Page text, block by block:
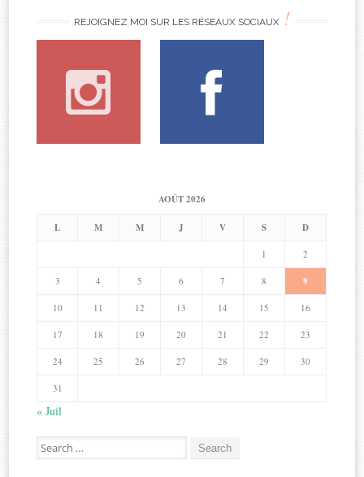
REJOIGNEZ MOI SUR LES RÉSEAUX SOCIAUX !
AOÛT 2026
L M M J V S D
1 2
3 4 5 6 7 8 9
10 11 12 13 14 15 16
17 18 19 20 21 22 23
24 25 26 27 28 29 30
31
« Juil
Search
for: